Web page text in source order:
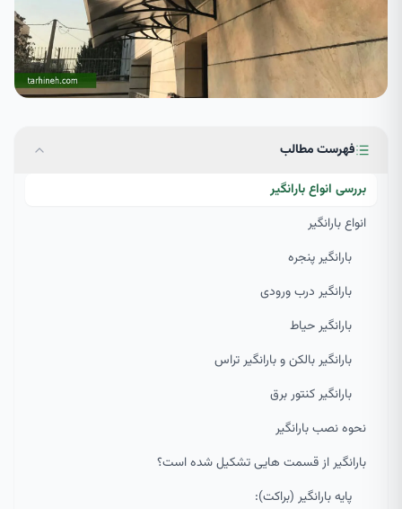
فهرست مطالب
بررسی انواع بارانگیر
انواع بارانگیر
بارانگیر پنجره
بارانگیر درب ورودی
بارانگیر حیاط
بارانگیر بالکن و بارانگیر تراس
بارانگیر کنتور برق
نحوه نصب بارانگیر
بارانگیر از قسمت هایی تشکیل شده است؟
پایه بارانگیر (براکت):